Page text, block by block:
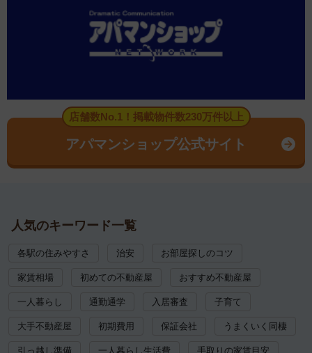
店舗数No.1！掲載物件数230万件以上
アパマンショップ公式サイト
人気のキーワード一覧
各駅の住みやすさ 治安 お部屋探しのコツ
家賃相場 初めての不動産屋 おすすめ不動産屋
一人暮らし 通勤通学 入居審査 子育て
大手不動産屋 初期費用 保証会社 うまくいく同棲
引っ越し準備 一人暮らし生活費 手取りの家賃目安